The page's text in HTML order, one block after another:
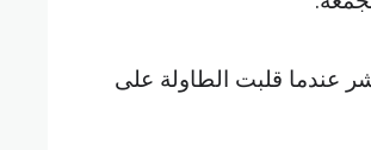
عندما قلبت الطاولة على